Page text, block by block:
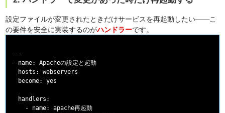
設定ファイルが変更されたときだけサービスを再起動したい——こ
の要件を安全に実装するのがハンドラーです。
---
- name: Apacheの設定と起動
  hosts: webservers
  become: yes
  handlers:
    - name: apache再起動